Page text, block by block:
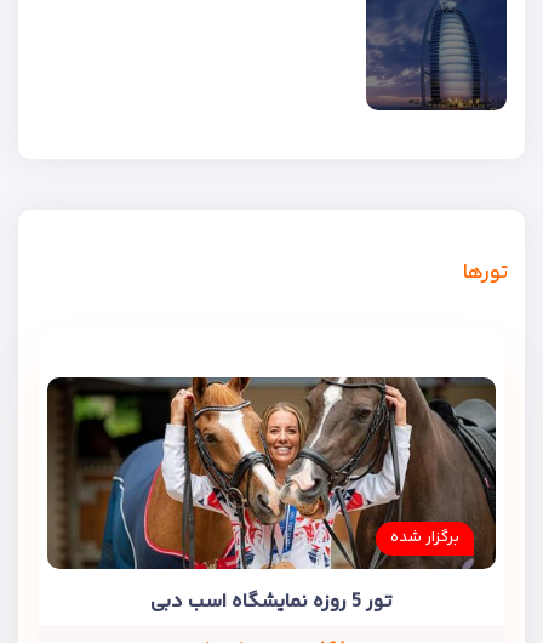
تورها
برگزار شده
تور 5 روزه نمایشگاه اسب دبی